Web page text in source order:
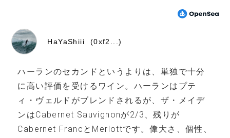
HaYaShiii (0xf2...)
ハーランのセカンドというよりは、単独で十分
に高い評価を受けるワイン。ハーランはプテ
ィ・ヴェルドがブレンドされるが、ザ・メイデ
ンはCabernet Sauvignonが2/3、残りが
Cabernet FrancとMerlottです。偉大さ、個性、